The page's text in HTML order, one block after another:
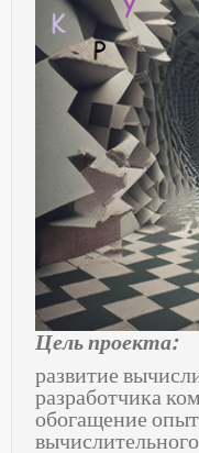
Цель проекта:
развитие
разработчика
обогащение